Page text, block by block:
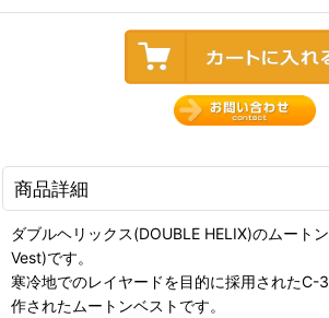
商品詳細
ダブルヘリックス(DOUBLE HELIX)のムート
Vest)です。
寒冷地でのレイヤードを目的に採用されたC-
作されたムートンベストです。